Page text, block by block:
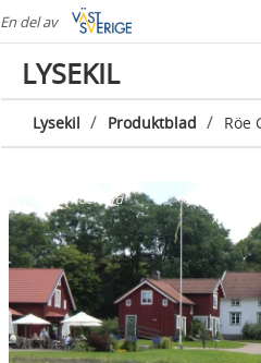
En del av
LYSEKIL
Lysekil / Produktblad / Röe
Fotograf:Röe Gård